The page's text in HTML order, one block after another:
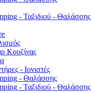
- Ταξιδιού - Θαλάσσης
Κουζίνας
- Ιονιστές
- Θαλάσσης
- Ταξιδιού - Θαλάσσης